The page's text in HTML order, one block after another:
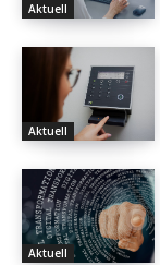
Aktuell
Aktuell
Aktuell